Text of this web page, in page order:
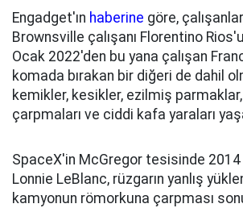
Engadget'ın haberine göre,
Brownsville çalışanı Florentino
Ocak 2022'den bu yana çalışan
komada bırakan bir diğeri de dahil
kemikler, kesikler, ezilmiş
çarpmaları ve ciddi kafa yaraları
SpaceX'in McGregor tesisinde 2014
Lonnie LeBlanc, rüzgarın yanlış
kamyonun römorkuna çarpması